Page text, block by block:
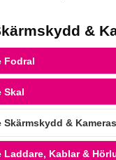
&
Fodral
Skal
Skärmskydd &
Laddare, Kablar &